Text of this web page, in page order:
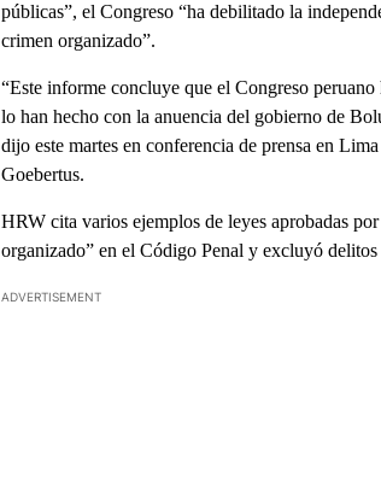
públicas”, el Congreso “ha debilitado la
crimen organizado”.
“Este informe concluye que el Congreso
lo han hecho con la anuencia del gobierno de
dijo este martes en conferencia de prensa en
Goebertus.
HRW cita varios ejemplos de leyes aprobadas
organizado” en el Código Penal y excluyó
ADVERTISEMENT